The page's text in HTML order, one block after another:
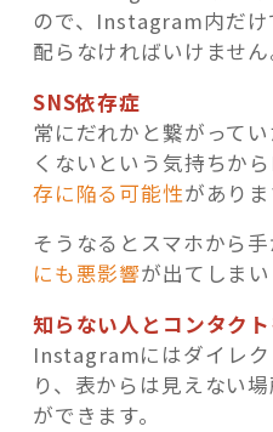
ので、Instagram内だ
配らなければいけません
SNS依存症
常にだれかと繋がって
くないという気持ちか
存に陥る可能性がありま
そうなるとスマホから手
にも悪影響が出てしまい
知らない人とコンタク
Instagramにはダイレ
り、表からは見えない
ができます。